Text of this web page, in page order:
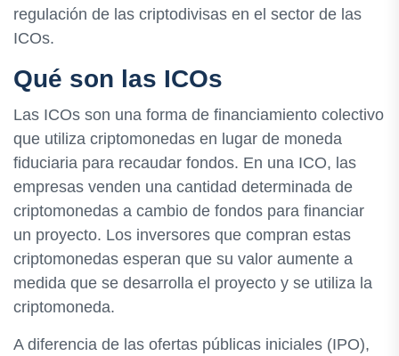
regulación de las criptodivisas en el sector de las
ICOs.
Qué son las ICOs
Las ICOs son una forma de financiamiento colectivo
que utiliza criptomonedas en lugar de moneda
fiduciaria para recaudar fondos. En una ICO, las
empresas venden una cantidad determinada de
criptomonedas a cambio de fondos para financiar
un proyecto. Los inversores que compran estas
criptomonedas esperan que su valor aumente a
medida que se desarrolla el proyecto y se utiliza la
criptomoneda.
A diferencia de las ofertas públicas iniciales (IPO),